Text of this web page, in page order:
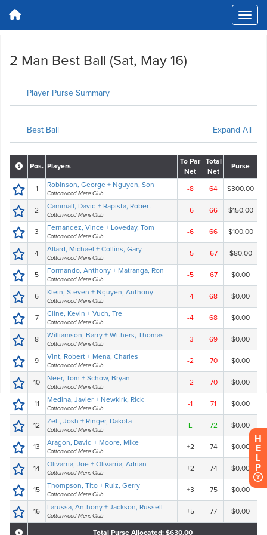
H
E
L
P